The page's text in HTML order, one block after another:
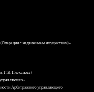
(Операции с недвижимым имуществом)»
Г.В. Плеханова)
Арбитражного управляющего